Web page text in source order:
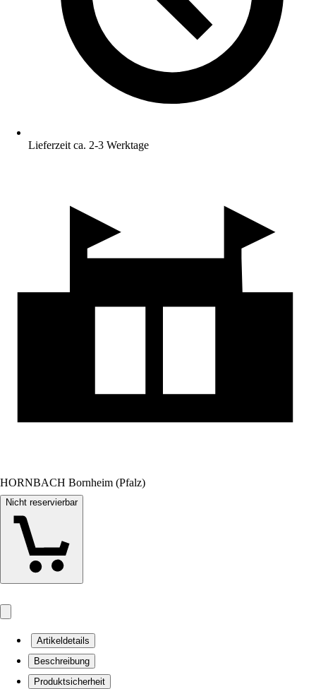
Lieferzeit ca. 2-3 Werktage
HORNBACH Bornheim (Pfalz)
Nicht reservierbar
Artikeldetails
Beschreibung
Produktsicherheit